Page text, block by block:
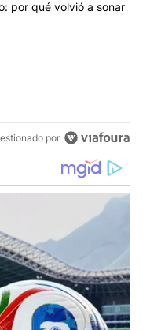
en el
por qué volvió a sonar
de cancelación"
por